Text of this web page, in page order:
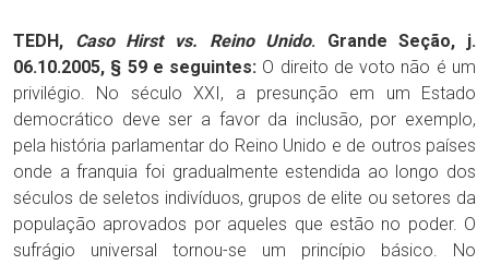
TEDH, Caso Hirst vs. Reino Unido. Grande Seção, j.
06.10.2005, § 59 e seguintes: O direito de voto não é um
privilégio. No século XXI, a presunção em um Estado
democrático deve ser a favor da inclusão, por exemplo,
pela história parlamentar do Reino Unido e de outros países
onde a franquia foi gradualmente estendida ao longo dos
séculos de seletos indivíduos, grupos de elite ou setores da
população aprovados por aqueles que estão no poder. O
sufrágio universal tornou-se um princípio básico. No